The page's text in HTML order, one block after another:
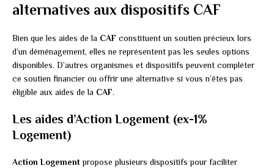
alternatives aux dispositifs CAF
Bien que les aides de la CAF constituent un soutien précieux lors
d’un déménagement, elles ne représentent pas les seules options
disponibles. D’autres organismes et dispositifs peuvent compléter
ce soutien financier ou offrir une alternative si vous n’êtes pas
éligible aux aides de la CAF.
Les aides d’Action Logement (ex-1%
Logement)
Action Logementpropose plusieurs dispositifs pour faciliter